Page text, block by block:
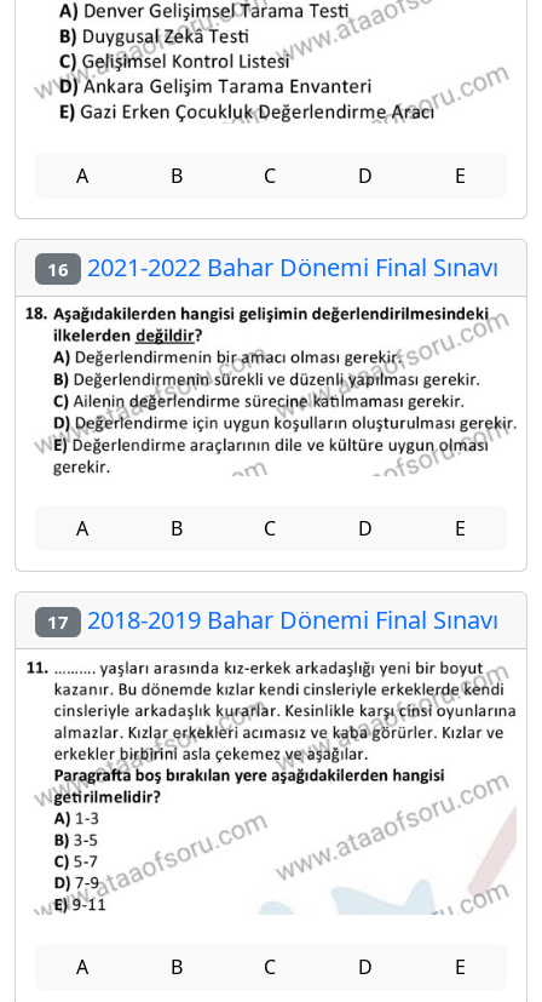
A B C D E
16 2021-2022 Bahar Dönemi Final Sınavı
A B C D E
17 2018-2019 Bahar Dönemi Final Sınavı
A B C D E